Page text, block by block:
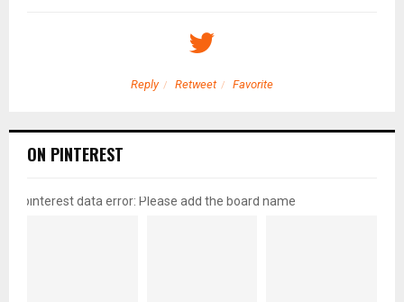
Reply Retweet Favorite
ON PINTEREST
pinterest data error: Please add the board name